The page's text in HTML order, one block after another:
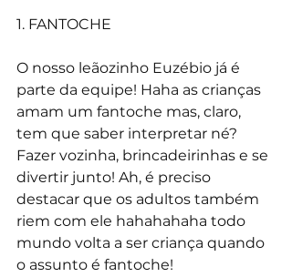
1. FANTOCHE
O nosso leãozinho Euzébio já é
parte da equipe! Haha as crianças
amam um fantoche mas, claro,
tem que saber interpretar né?
Fazer vozinha, brincadeirinhas e se
divertir junto! Ah, é preciso
destacar que os adultos também
riem com ele hahahahaha todo
mundo volta a ser criança quando
o assunto é fantoche!